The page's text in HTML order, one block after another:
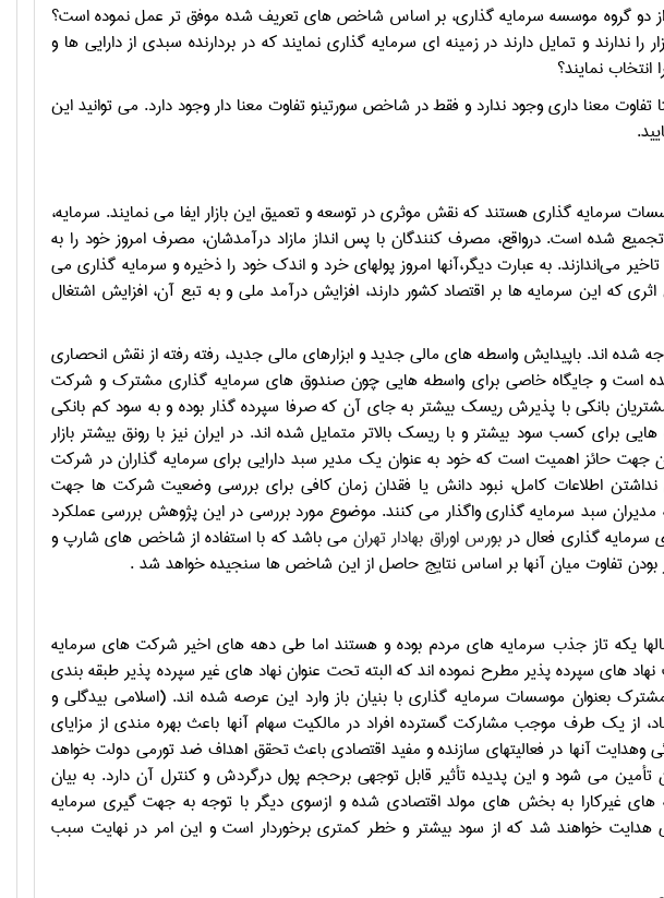
گروه موسسه سرمایه گذاری، بر اساس شاخص های تعریف شده موفق تر عمل نموده است؟
را ندارند و تمایل دارند در زمینه ای سرمایه گذاری نمایند که در بردارنده سبدی از دارایی ها و
نمایند؟
معنا داری وجود ندارد و فقط در شاخص سورتینو تفاوت معنا دار وجود دارد. می توانید این
سرمایه گذاری هستند که نقش موثری در توسعه و تعمیق این بازار ایفا می نمایند. سرمایه،
شده است. درواقع، مصرف کنندگان با پس انداز مازاد درآمدشان، مصرف امروز خود را به
می‌اندازند. به عبارت دیگر،آنها امروز پولهای خرد و اندک خود را ذخیره و سرمایه گذاری می
که این سرمایه ها بر اقتصاد کشور دارند، افزایش درآمد ملی و به تبع آن، افزایش اشتغال
شده اند. باپیدایش واسطه های مالی جدید و ابزارهای مالی جدید، رفته رفته از نقش انحصاری
است و جایگاه خاصی برای واسطه هایی چون صندوق های سرمایه گذاری مشترک و شرکت
بانکی با پذیرش ریسک بیشتر به جای آن که صرفا سپرده گذار بوده و به سود کم بانکی
برای کسب سود بیشتر و با ریسک بالاتر متمایل شده اند. در ایران نیز با رونق بیشتر بازار
حائز اهمیت است که خود به عنوان یک مدیر سبد دارایی برای سرمایه گذاران در شرکت
نداشتن اطلاعات کامل، نبود دانش یا فقدان زمان کافی برای بررسی وضعیت شرکت ها جهت
مدیران سبد سرمایه گذاری واگذار می کنند. موضوع مورد بررسی در این پژوهش بررسی عملکرد
گذاری فعال دربورس اوراق بهادار تهرانمی باشد که با استفاده از شاخص های شارپ و
تفاوت میان آنها بر اساس نتایج حاصل از این شاخص ها سنجیده خواهد شد .
یکه تاز جذب سرمایه های مردم بوده و هستند اما طی دهه های اخیر شرکت های سرمایه
های سپرده پذیر مطرح نموده اند که البته تحت عنوان نهاد های غیر سپرده پذیر طبقه بندی
بعنوان موسسات سرمایه گذاری با بنیان باز وارد این عرصه شده اند. (اسلامی بیدگلی و
در اقتصاد، از یک طرف موجب مشارکت گسترده افراد در مالکیت سهام آنها باعث بهره مندی از مزایای
آنها در فعالیتهای سازنده و مفید اقتصادی باعث تحقق اهداف ضد تورمی دولت خواهد
تأمین می شود و این پدیده تأثیر قابل توجهی برحجم پول درگردش و کنترل آن دارد. به بیان
غیر‌کارا به بخش های مولد اقتصادی شده و ازسوی دیگر با توجه به جهت گیری سرمایه
هدایت خواهند شد که از سود بیشتر و خطر کمتری برخوردار است و این امر در نهایت سبب